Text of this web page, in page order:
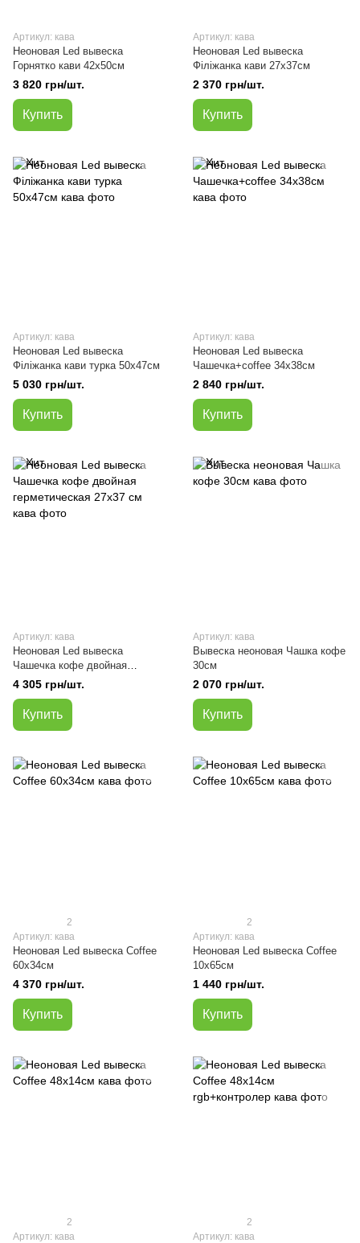
Артикул: кава
Неоновая Led вывеска
Горнятко кави 42х50см
3 820 грн/шт.
Купить
Артикул: кава
Неоновая Led вывеска
Філіжанка кави 27х37см
2 370 грн/шт.
Купить
Артикул: кава
Неоновая Led вывеска
Філіжанка кави турка 50х47см
5 030 грн/шт.
Купить
Артикул: кава
Неоновая Led вывеска
Чашечка+coffee 34х38cм
2 840 грн/шт.
Купить
Артикул: кава
Неоновая Led вывеска
Чашечка кофе двойная
герметическая 27х37 см
4 305 грн/шт.
Купить
Артикул: кава
Вывеска неоновая Чашка кофе
30см
2 070 грн/шт.
Купить
2
Артикул: кава
Неоновая Led вывеска Сoffee
60х34см
4 370 грн/шт.
Купить
2
Артикул: кава
Неоновая Led вывеска Coffee
10х65см
1 440 грн/шт.
Купить
2
Артикул: кава
2
Артикул: кава